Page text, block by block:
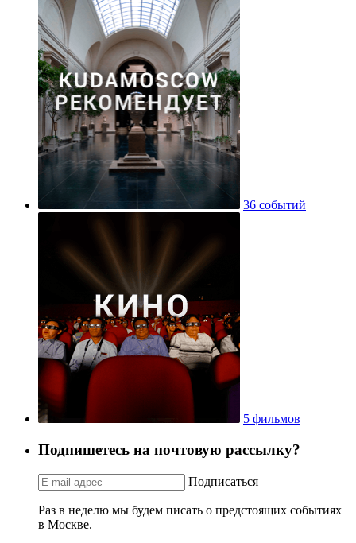
36 событий
5 фильмов
Подпишетесь на почтовую рассылку?
Подписаться
Раз в неделю мы будем писать о предстоящих событиях
в Москве.